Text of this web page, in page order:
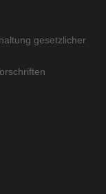
gesetzlicher